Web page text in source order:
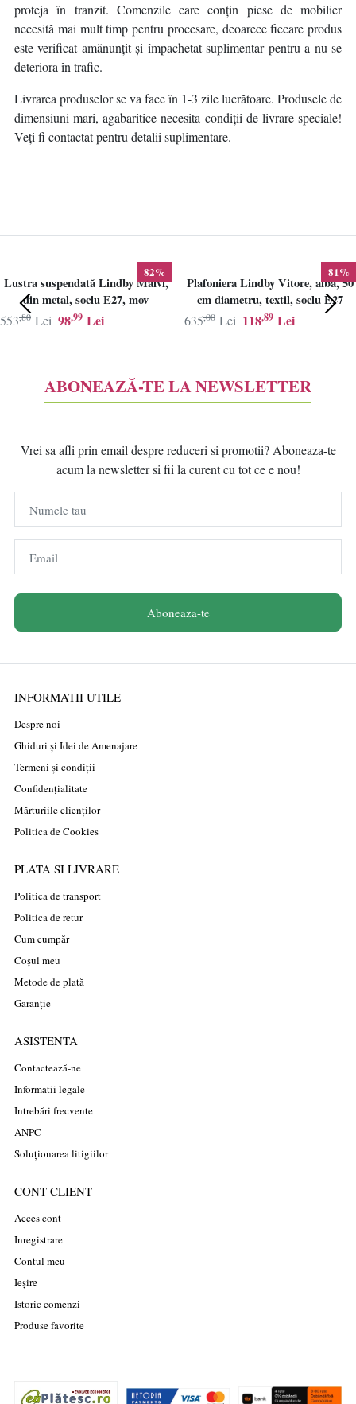
proteja în tranzit. Comenzile care conțin piese de mobilier
necesită mai mult timp pentru procesare, deoarece fiecare produs
este verificat amănunțit și împachetat suplimentar pentru a nu se
deteriora în trafic.
Livrarea produselor se va face în 1-3 zile lucrătoare. Produsele de
dimensiuni mari, agabaritice necesita condiții de livrare speciale!
Veți fi contactat pentru detalii suplimentare.
82%
Lustra suspendată Lindby Maivi,
din metal, soclu E27, mov
98,99 Lei
553,80 Lei
81%
Plafoniera Lindby Vitore, alba, 50
cm diametru, textil, soclu E27
118,89 Lei
635,00 Lei
ABONEAZĂ-TE LA NEWSLETTER
Vrei sa afli prin email despre reduceri si promotii? Aboneaza-te
acum la newsletter si fii la curent cu tot ce e nou!
Numele tau
Email
Aboneaza-te
INFORMATII UTILE
Despre noi
Ghiduri și Idei de Amenajare
Termeni și condiții
Confidențialitate
Mărturiile clienților
Politica de Cookies
PLATA SI LIVRARE
Politica de transport
Politica de retur
Cum cumpăr
Coșul meu
Metode de plată
Garanție
ASISTENTA
Contactează-ne
Informatii legale
Întrebări frecvente
ANPC
Soluționarea litigiilor
CONT CLIENT
Acces cont
Înregistrare
Contul meu
Ieșire
Istoric comenzi
Produse favorite